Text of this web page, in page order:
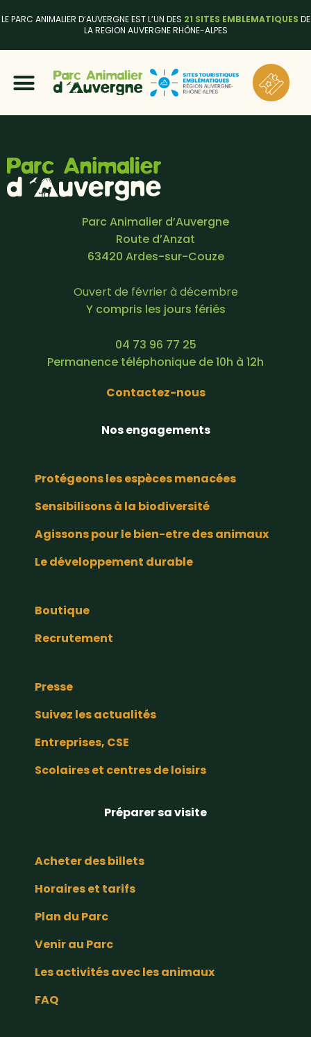
LE PARC ANIMALIER D’AUVERGNE EST L’UN DES 21 SITES EMBLEMATIQUES DE
LA REGION AUVERGNE RHÔNE-ALPES
Parc Animalier d’Auvergne
Route d’Anzat
63420 Ardes-sur-Couze
Ouvert de février à décembre
Y compris les jours fériés
04 73 96 77 25
Permanence téléphonique de 10h à 12h
Contactez-nous
Nos engagements
Protégeons les espèces menacées
Sensibilisons à la biodiversité
Agissons pour le bien-etre des animaux
Le développement durable
Boutique
Recrutement
Presse
Suivez les actualités
Entreprises, CSE
Scolaires et centres de loisirs
Préparer sa visite
Acheter des billets
Horaires et tarifs
Plan du Parc
Venir au Parc
Les activités avec les animaux
FAQ